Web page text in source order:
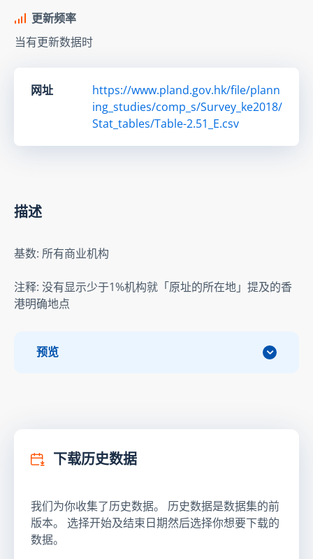
更新频率
当有更新数据时
网址
https://www.pland.gov.hk/file/plann
ing_studies/comp_s/Survey_ke2018/
Stat_tables/Table-2.51_E.csv
描述
基数: 所有商业机构
注释: 没有显示少于1%机构就「原址的所在地」提及的香
港明确地点
预览
下载历史数据
我们为你收集了历史数据。 历史数据是数据集的前
版本。 选择开始及结束日期然后选择你想要下载的
数据。